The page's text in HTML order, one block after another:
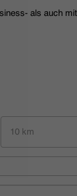
als auch
10 km